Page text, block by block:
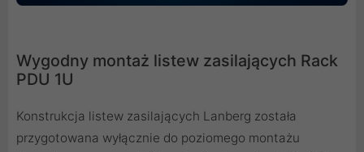
Wygodny montaż listew zasilających Rack
PDU 1U
Konstrukcja listew zasilających Lanberg została
przygotowana wyłącznie do poziomego montażu